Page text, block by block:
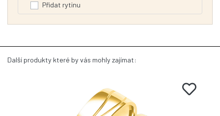
Přidat rytinu
Další produkty které by vás mohly zajímat: